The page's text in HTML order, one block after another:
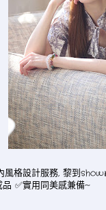
格設計服務, 黎到
✅實用同美感兼備~